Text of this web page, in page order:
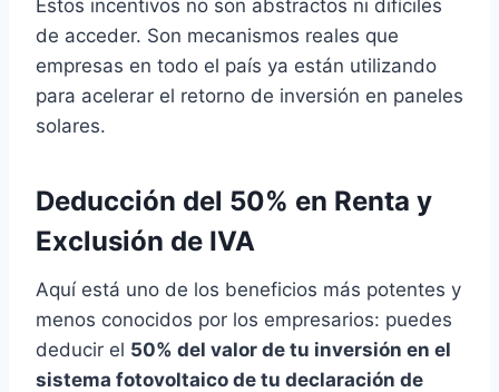
Estos incentivos no son abstractos ni difíciles
de acceder. Son mecanismos reales que
empresas en todo el país ya están utilizando
para acelerar el retorno de inversión en paneles
solares.
Deducción del 50% en Renta y
Exclusión de IVA
Aquí está uno de los beneficios más potentes y
menos conocidos por los empresarios: puedes
deducir el 50% del valor de tu inversión en el
sistema fotovoltaico de tu declaración de